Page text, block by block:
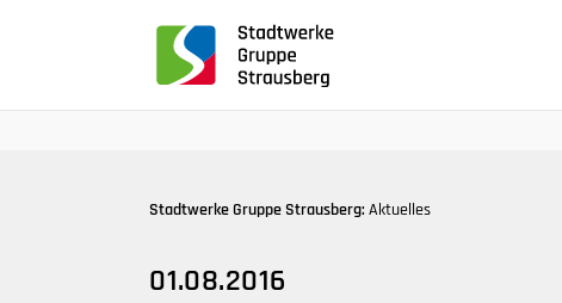
Navigation
Tabulatorentaste:Stadtwerke Gruppe Strausberg:Aktuelles
01.08.2016